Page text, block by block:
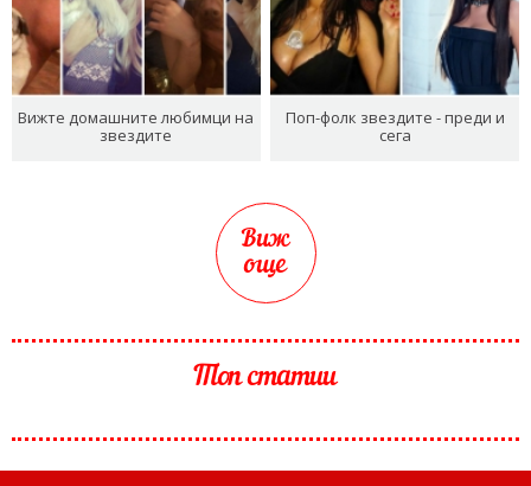
Вижте домашните любимци на
звездите
Поп-фолк звездите - преди и
сега
Виж
още
Топ статии